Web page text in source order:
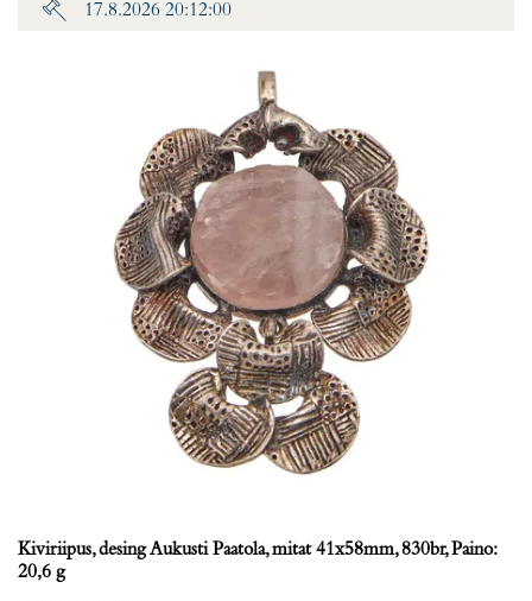
17.8.2026 20:12:00
Kiviriipus, desing Aukusti Paatola, mitat 41x58mm, 830br, Paino:
20,6 g